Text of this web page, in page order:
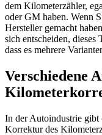
dem Kilometerzähler,
oder GM haben. Wenn
Hersteller gemacht
sich entscheiden, dieses
dass es mehrere
Verschiedene
In der Autoindustrie gibt
Korrektur des